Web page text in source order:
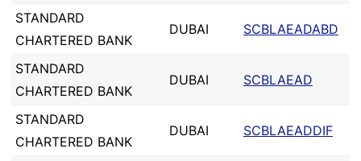
STANDARD
CHARTERED BANK
DUBAI SCBLAEADABD
STANDARD
CHARTERED BANK
DUBAI SCBLAEAD
STANDARD
CHARTERED BANK
DUBAI SCBLAEADDIF